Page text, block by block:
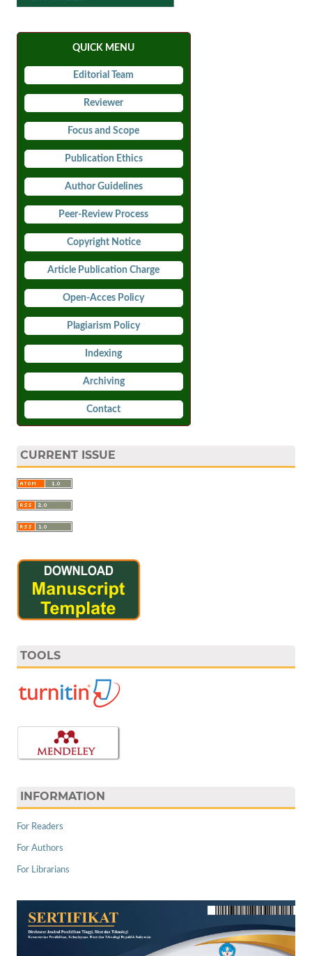
QUICK MENU
Editorial Team
Reviewer
Focus and Scope
Publication Ethics
Author Guidelines
Peer-Review Process
Copyright Notice
Article Publication Charge
Open-Acces Policy
Plagiarism Policy
Indexing
Archiving
Contact
CURRENT ISSUE
TOOLS
INFORMATION
For Readers
For Authors
For Librarians